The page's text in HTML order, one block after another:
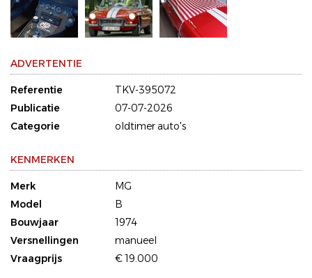
ADVERTENTIE
Referentie
TKV-395072
Publicatie
07-07-2026
Categorie
oldtimer auto's
KENMERKEN
Merk
MG
Model
B
Bouwjaar
1974
Versnellingen
manueel
Vraagprijs
€ 19.000